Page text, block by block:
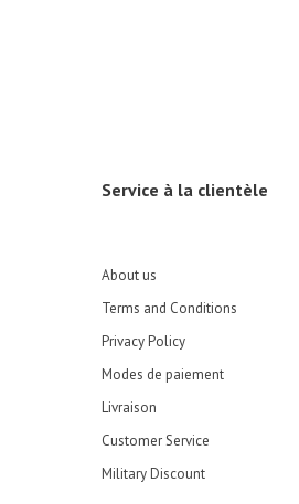
Service à la clientèle
About us
Terms and Conditions
Privacy Policy
Modes de paiement
Livraison
Customer Service
Military Discount